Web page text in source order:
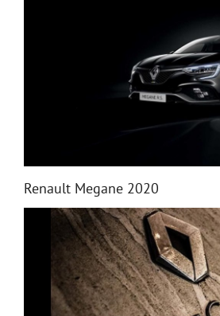
Renault Megane 2020